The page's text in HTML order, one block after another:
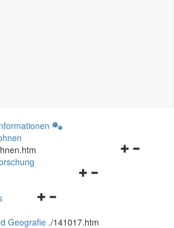
Navigationsmenü
Navigationsmenü
und
Geografie ./141017.htm